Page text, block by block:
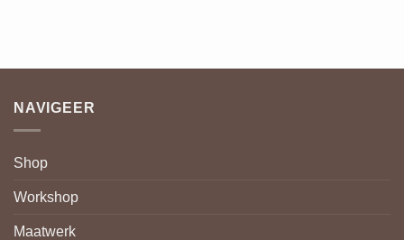
NAVIGEER
Shop
Workshop
Maatwerk